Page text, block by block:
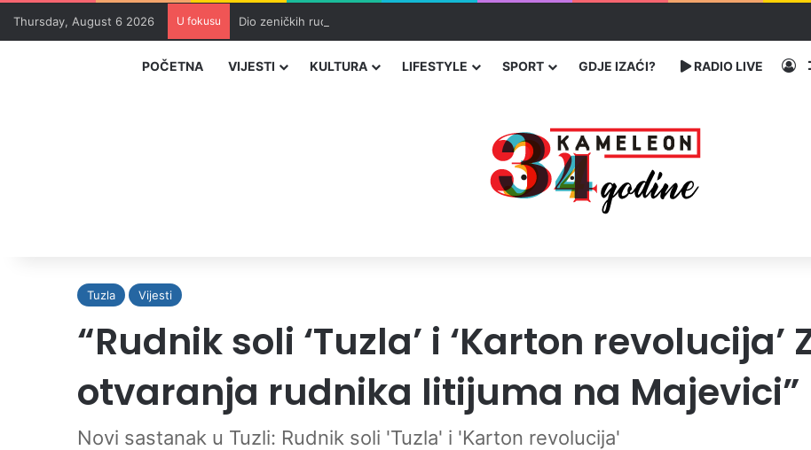
Thursday, August 6 2026 U fokusu Dio zeničkih rudara u jami zbog neisplaćenih plata i problema sa zdravstvenim knjižicama
POČETNA VIJESTI KULTURA LIFESTYLE SPORT GDJE IZAĆI? RADIO LIVE
Tuzla Vijesti
“Rudnik soli ‘Tuzla’ i ‘Karton
otvaranja rudnika litijuma na Majevici”
Novi sastanak u Tuzli: Rudnik soli 'Tuzla' i 'Karton revolucija'